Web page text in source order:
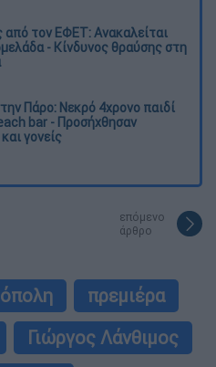
από τον ΕΦΕΤ: Ανακαλείται
- Κίνδυνος θραύσης στη
Πάρο: Νεκρό 4χρονο παιδί
bar - Προσήχθησαν
γονείς
επόμενο
άρθρο
πρεμιέρα
Γιώργος Λάνθιμος